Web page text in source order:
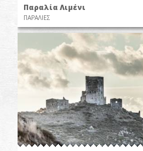
Παραλία Λιμένι
ΠΑΡΑΛΙΕΣ